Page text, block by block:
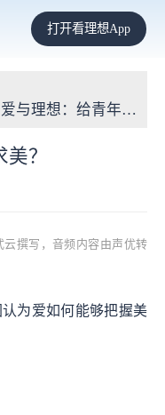
打开看理想App
与理想：给青年的哲
？
撰写，音频内容由声优转
为爱如何能够把握美